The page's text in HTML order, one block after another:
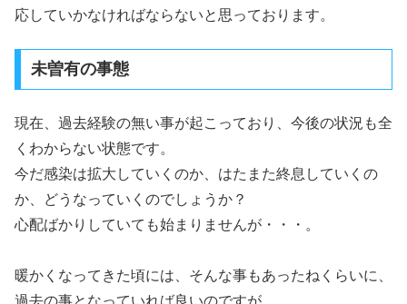
応していかなければならないと思っております。
未曽有の事態
現在、過去経験の無い事が起こっており、今後の状況も全
くわからない状態です。
今だ感染は拡大していくのか、はたまた終息していくの
か、どうなっていくのでしょうか？
心配ばかりしていても始まりませんが・・・。
暖かくなってきた頃には、そんな事もあったねくらいに、
過去の事となっていれば良いのですが。